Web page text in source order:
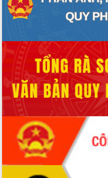
Họp báo thông tin về Hội nghị Công bố
Quy hoạch và Xúc tiến đầu tư tỉnh Đắk
Khơi thông điểm nghẽn, đẩy nhanh
giải ngân vốn khắc phục thiên tai
HĐND tỉnh thông qua điều chỉnh Quy
hoạch tỉnh thời kỳ 2021-2030
Hội thảo góp ý hồ sơ điều chỉnh quy
hoạch tỉnh Đắk Lắk thời kỳ 2021-2030,
tầm nhìn đến năm 2050
Nâng cao hiệu quả hoạt động của các
doanh nghiệp nhà nước
Hội nghị triển khai kết nối mạng
truyền số liệu chuyên dùng phục vụ cơ
quan Đảng, Nhà nước